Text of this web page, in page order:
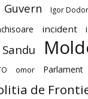
Guvern Igor
incident
omor Parlament
de